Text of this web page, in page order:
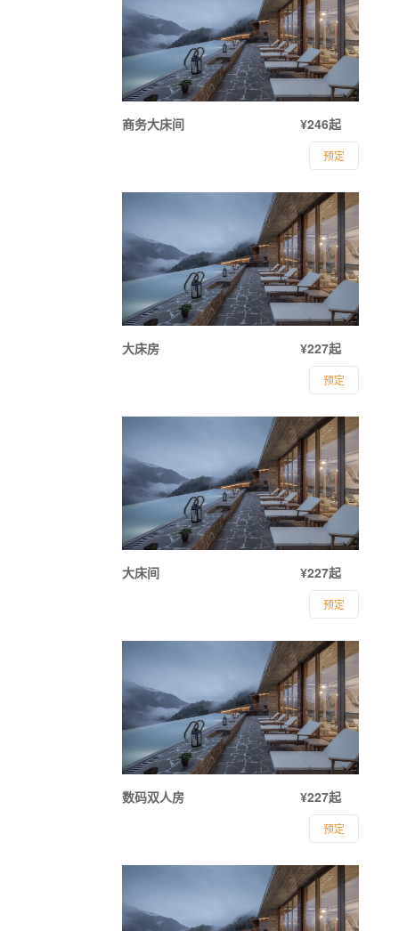
商务大床间 ¥246起
预定
大床房 ¥227起
预定
大床间 ¥227起
预定
数码双人房 ¥227起
预定